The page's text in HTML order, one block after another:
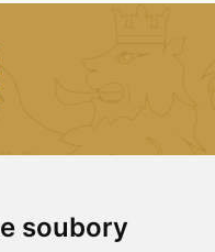
soubory